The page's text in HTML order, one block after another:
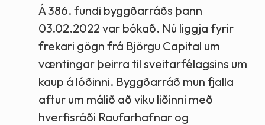
Á 386. fundi byggðarráðs þann
03.02.2022 var bókað. Nú liggja fyrir
frekari gögn frá Björgu Capital um
væntingar þeirra til sveitarfélagsins um
kaup á lóðinni. Byggðarráð mun fjalla
aftur um málið að viku liðinni með
hverfisráði Raufarhafnar og